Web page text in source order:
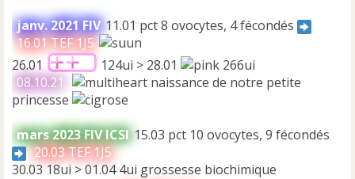
janv. 2021 FIV 11.01 pct 8 ovocytes, 4 fécondés
16.01 TEF 1J5
26.01
124ui > 28.01
266ui
08.10.21
naissance de notre petite
princesse
mars 2023 FIV ICSI 15.03 pct 10 ovocytes, 9 fécondés
20.03 TEF 1J5
30.03 18ui > 01.04 4ui grossesse biochimique